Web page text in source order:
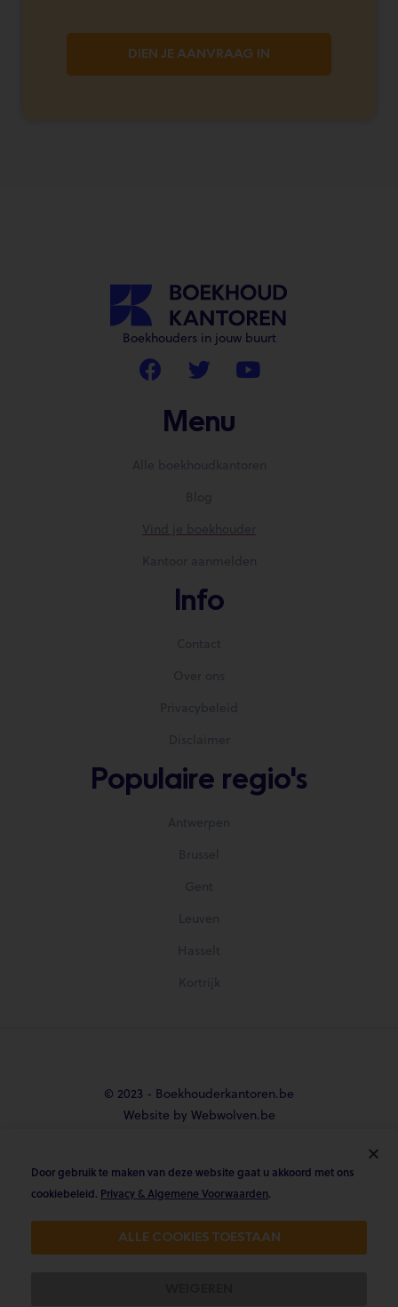
DIEN JE AANVRAAG IN
Boekhouders in jouw buurt
Menu
Alle boekhoudkantoren
Blog
Vind je boekhouder
Kantoor aanmelden
Info
Contact
Over ons
Privacybeleid
Disclaimer
Populaire regio's
Antwerpen
Brussel
Gent
Leuven
Hasselt
Kortrijk
© 2023 - Boekhouderkantoren.be
Website by Webwolven.be
  
Gemiddelde klantbeoordeling
4.8/5 op Trustpilot & 4.9/5 op google
Door gebruik te maken van deze website gaat u akkoord met ons
cookiebeleid. Privacy & Algemene Voorwaarden.
ALLE COOKIES TOESTAAN